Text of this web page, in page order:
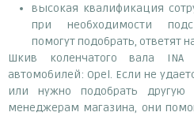
высокая квалификация
при необходимости
помогут подобрать, ответят
Шкив коленчатого вала INA
автомобилей: Opel. Если не
или нужно подобрать
менеджерам магазина, они